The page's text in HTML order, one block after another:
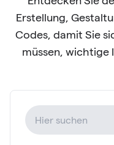
Erstellung,
Codes, damit Sie
müssen, wichtige